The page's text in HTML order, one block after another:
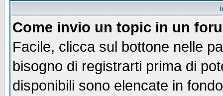
Come invio un topic in un
Facile, clicca sul bottone nelle
bisogno di registrarti prima di
disponibili sono elencate in